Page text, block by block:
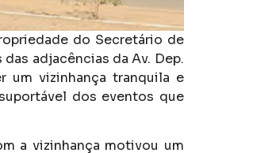
do Secretário de
adjacências da Av. Dep.
um vizinhança tranquila e
dos eventos que
a vizinhança motivou um